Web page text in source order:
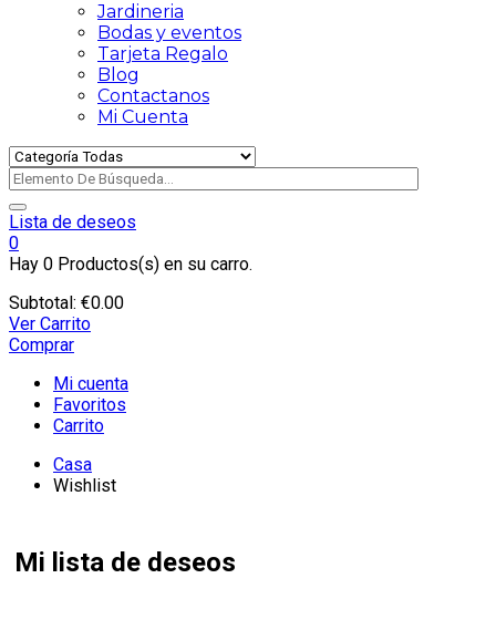
Jardineria
Bodas y eventos
Tarjeta Regalo
Blog
Contactanos
Mi Cuenta
Lista de deseos
0
Hay 0 Productos(s) en su carro.
Subtotal: €0.00
Ver Carrito
Comprar
Mi cuenta
Favoritos
Carrito
Casa
Wishlist
Mi lista de deseos